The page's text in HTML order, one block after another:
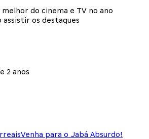
do cinema e TV no ano
os destaques
2 anos
Venha para o Jabá Absurdo!